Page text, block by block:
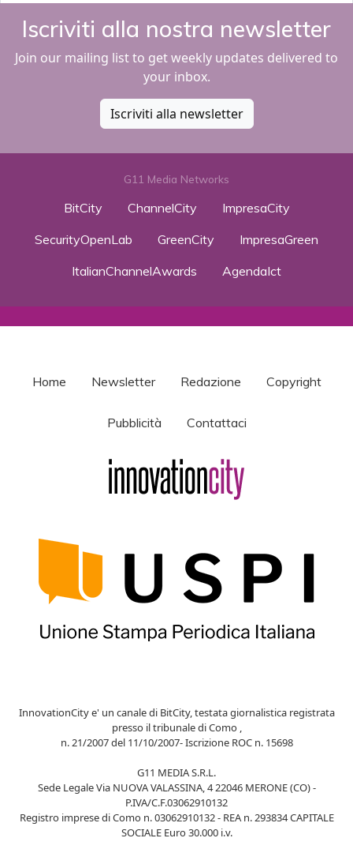
Iscriviti alla nostra newsletter
Join our mailing list to get weekly updates delivered to
your inbox.
Iscriviti alla newsletter
G11 Media Networks
BitCity ChannelCity
ImpresaCity
SecurityOpenLab
GreenCity
ImpresaGreen
ItalianChannelAwards
AgendaIct
Home Newsletter Redazione Copyright
Pubblicità Contattaci
InnovationCity e' un canale di BitCity, testata giornalistica registrata
presso il tribunale di Como ,
n. 21/2007 del 11/10/2007- Iscrizione ROC n. 15698
G11 MEDIA S.R.L.
Sede Legale Via NUOVA VALASSINA, 4 22046 MERONE (CO) -
P.IVA/C.F.03062910132
Registro imprese di Como n. 03062910132 - REA n. 293834 CAPITALE
SOCIALE Euro 30.000 i.v.